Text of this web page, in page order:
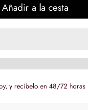
Añadir a la cesta
y recíbelo en 48/72 horas